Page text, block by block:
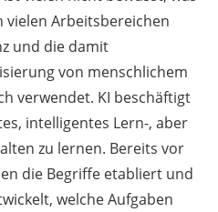
vielen Arbeitsbereichen
und die damit
von menschlichem
verwendet. KI beschäftigt
intelligentes Lern-, aber
zu lernen. Bereits vor
die Begriffe etabliert und
welche Aufgaben